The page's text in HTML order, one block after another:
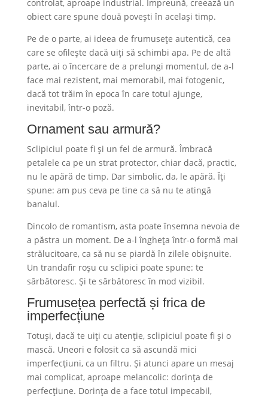
controlat, aproape industrial. Împreună, creează un
obiect care spune două povești în același timp.
Pe de o parte, ai ideea de frumusețe autentică, cea
care se ofilește dacă uiți să schimbi apa. Pe de altă
parte, ai o încercare de a prelungi momentul, de a-l
face mai rezistent, mai memorabil, mai fotogenic,
dacă tot trăim în epoca în care totul ajunge,
inevitabil, într-o poză.
Ornament sau armură?
Sclipiciul poate fi și un fel de armură. Îmbracă
petalele ca pe un strat protector, chiar dacă, practic,
nu le apără de timp. Dar simbolic, da, le apără. Îți
spune: am pus ceva pe tine ca să nu te atingă
banalul.
Dincolo de romantism, asta poate însemna nevoia de
a păstra un moment. De a-l îngheța într-o formă mai
strălucitoare, ca să nu se piardă în zilele obișnuite.
Un trandafir roșu cu sclipici poate spune: te
sărbătoresc. Și te sărbătoresc în mod vizibil.
Frumusețea perfectă și frica de
imperfecțiune
Totuși, dacă te uiți cu atenție, sclipiciul poate fi și o
mască. Uneori e folosit ca să ascundă mici
imperfecțiuni, ca un filtru. Și atunci apare un mesaj
mai complicat, aproape melancolic: dorința de
perfecțiune. Dorința de a face totul impecabil,